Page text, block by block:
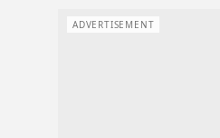
ADVERTISEMENT